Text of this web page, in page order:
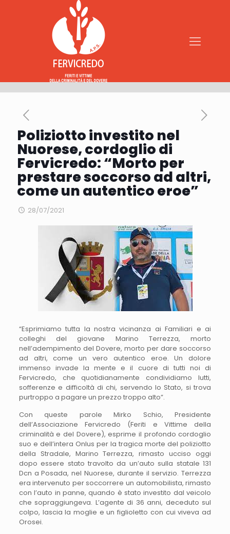
Poliziotto investito nel
Nuorese, cordoglio di
Fervicredo: “Morto per
prestare soccorso ad altri,
come un autentico eroe”
28/07/2021
“Esprimiamo tutta la nostra vicinanza ai Familiari e ai
colleghi del giovane Marino Terrezza, morto
nell’adempimento del Dovere, morto per dare soccorso
ad altri, come un vero autentico eroe. Un dolore
immenso invade la mente e il cuore di tutti noi di
Fervicredo, che quotidianamente condividiamo lutti,
sofferenze e difficoltà di chi, servendo lo Stato, si trova
purtroppo a pagare un prezzo troppo alto”.
Con queste parole Mirko Schio, Presidente
dell’Associazione Fervicredo (Feriti e Vittime della
criminalità e del Dovere), esprime il profondo cordoglio
suo e dell’intera Onlus per la tragica morte del poliziotto
della Stradale, Marino Terrezza, rimasto ucciso oggi
dopo essere stato travolto da un’auto sulla statale 131
Dcn a Posada, nel Nuorese, durante il servizio. Terrezza
era intervenuto per soccorrere un automobilista, rimasto
con l’auto in panne, quando è stato investito dal veicolo
che sopraggiungeva. L’agente di 36 anni, deceduto sul
colpo, lascia la moglie e un figlioletto con cui viveva ad
Orosei.